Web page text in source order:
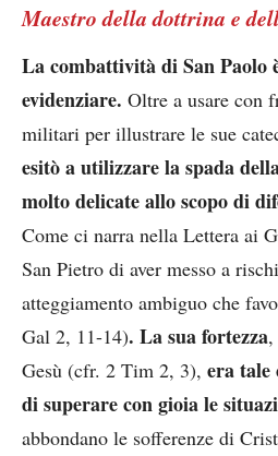
Maestro della dottrina e
La combattività di San Paolo
evidenziare. Oltre a usare con
militari per illustrare le sue
esitò a utilizzare la spada
molto delicate allo scopo di
Come ci narra nella Lettera ai
San Pietro di aver messo a
atteggiamento ambiguo che
Gal 2, 11-14). La sua fortezza
Gesù (cfr. 2 Tim 2, 3), era tale
di superare con gioia le
abbondano le sofferenze di